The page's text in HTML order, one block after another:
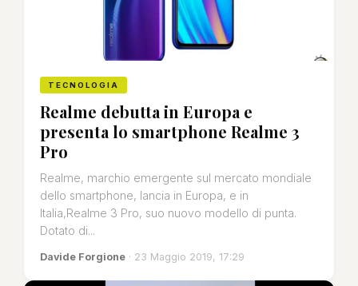
TECNOLOGIA
Realme debutta in Europa e
presenta lo smartphone Realme 3
Pro
Realme, marchio emergente sul mercato mondiale
dello smartphone, lancia in Europa, e in
Italia,Realme 3 Pro, suo nuovo modello di punta.
Dotato di...
Davide Forgione · 23 Maggio 2019, 17:29